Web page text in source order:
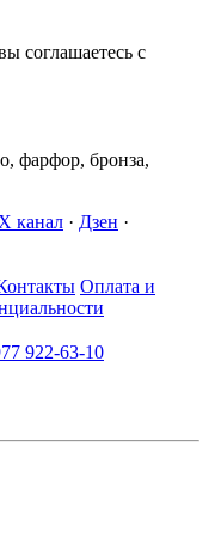
соглашаетесь с
фарфор, бронза,
канал · Дзен ·
Оплата и
922-63-10